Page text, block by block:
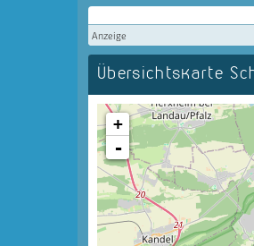
Anzeige
Übersichtskarte
+
-